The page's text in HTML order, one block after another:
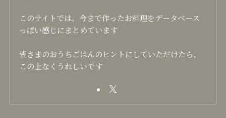
このサイトでは、今まで作ったお料理をデータベース
っぽい感じにまとめています
皆さまのおうちごはんのヒントにしていただけたら、
この上なくうれしいです